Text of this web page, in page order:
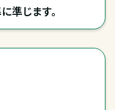
準じます。